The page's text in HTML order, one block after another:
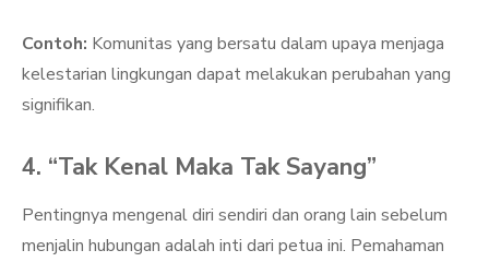
Contoh: Komunitas yang bersatu dalam upaya menjaga
kelestarian lingkungan dapat melakukan perubahan yang
signifikan.
4. “Tak Kenal Maka Tak Sayang”
Pentingnya mengenal diri sendiri dan orang lain sebelum
menjalin hubungan adalah inti dari petua ini. Pemahaman